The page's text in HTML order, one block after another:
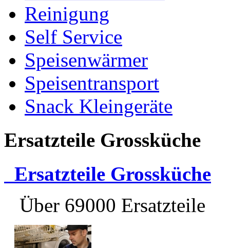
Reinigung
Self Service
Speisenwärmer
Speisentransport
Snack Kleingeräte
Ersatzteile Grossküche
Ersatzteile Grossküche
Über 69000 Ersatzteile